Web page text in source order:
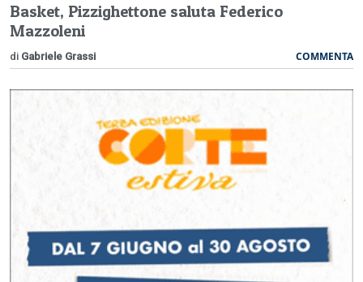
Basket, Pizzighettone saluta Federico
Mazzoleni
di Gabriele Grassi COMMENTA